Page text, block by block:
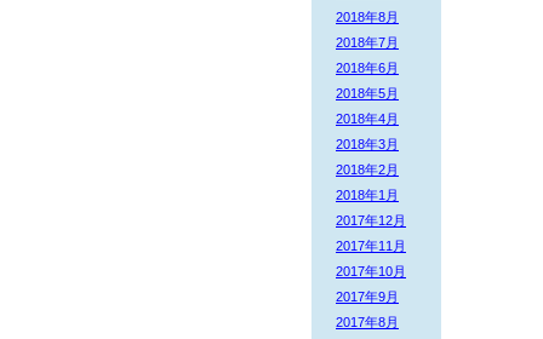
2018年8月
2018年7月
2018年6月
2018年5月
2018年4月
2018年3月
2018年2月
2018年1月
2017年12月
2017年11月
2017年10月
2017年9月
2017年8月